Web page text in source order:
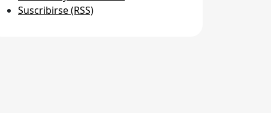
Suscribirse (RSS)